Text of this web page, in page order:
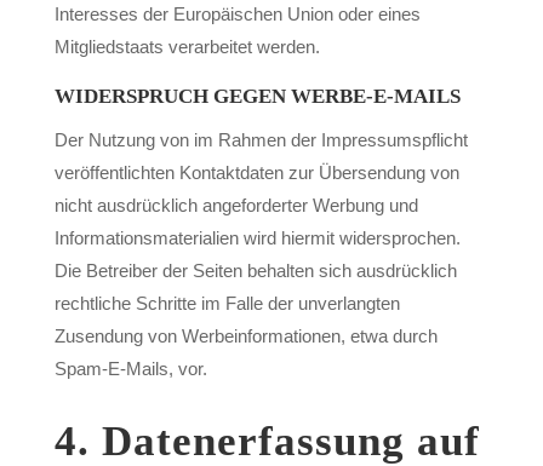
Interesses der Europäischen Union oder eines
Mitgliedstaats verarbeitet werden.
WIDERSPRUCH GEGEN WERBE-E-MAILS
Der Nutzung von im Rahmen der Impressumspflicht
veröffentlichten Kontaktdaten zur Übersendung von
nicht ausdrücklich angeforderter Werbung und
Informationsmaterialien wird hiermit widersprochen.
Die Betreiber der Seiten behalten sich ausdrücklich
rechtliche Schritte im Falle der unverlangten
Zusendung von Werbeinformationen, etwa durch
Spam-E-Mails, vor.
4. Datenerfassung auf